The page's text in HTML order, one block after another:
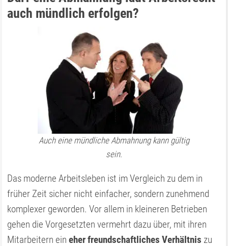
auch mündlich erfolgen?
Auch eine mündliche Abmahnung kann gültig
sein.
Das moderne Arbeitsleben ist im Vergleich zu dem in
früher Zeit sicher nicht einfacher, sondern zunehmend
komplexer geworden. Vor allem in kleineren Betrieben
gehen die Vorgesetzten vermehrt dazu über, mit ihren
Mitarbeitern eineher freundschaftliches Verhältniszu